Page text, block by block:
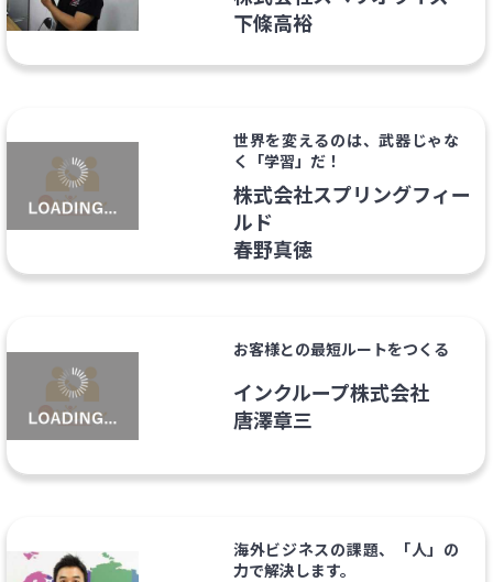
下條高裕
世界を変えるのは、武器じゃな
く「学習」だ！
株式会社スプリングフィー
ルド
春野真徳
お客様との最短ルートをつくる
インクループ株式会社
唐澤章三
海外ビジネスの課題、「人」の
力で解決します。